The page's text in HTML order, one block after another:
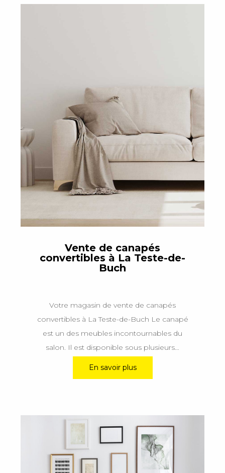
Vente de canapés
convertibles à La Teste-de-
Buch
Votre magasin de vente de canapés
convertibles à La Teste-de-Buch Le canapé
est un des meubles incontournables du
salon. Il est disponible sous plusieurs…
En savoir plus